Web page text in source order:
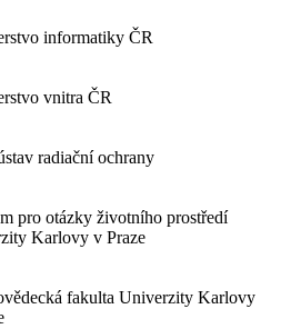
informatiky ČR
vnitra ČR
radiační ochrany
pro otázky životního prostředí
Karlovy v Praze
fakulta Univerzity Karlovy